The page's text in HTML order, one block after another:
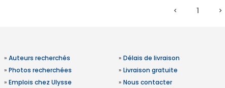
1
» Auteurs recherchés
» Photos recherchées
» Emplois chez Ulysse
» Délais de livraison
» Livraison gratuite
» Nous contacter